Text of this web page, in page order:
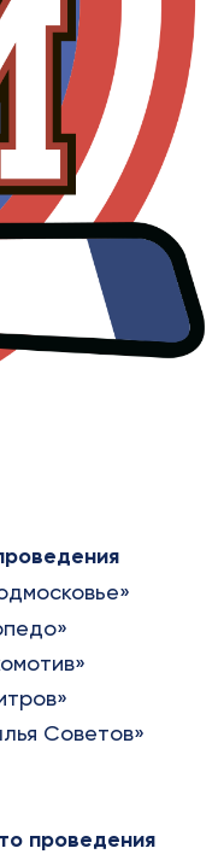
Советов»
проведения